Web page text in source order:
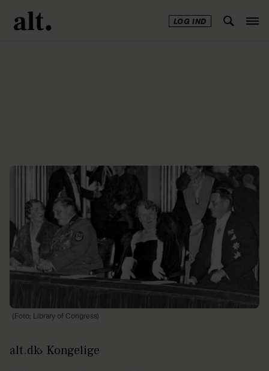
LOG IND
(Foto: Library of Congress)
alt.dk Kongelige